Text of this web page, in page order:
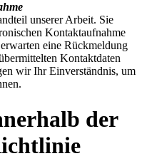
unserer Arbeit. Sie
Kontaktaufnahme
eine Rückmeldung
Kontaktdaten
wir Ihr Einverständnis, um
der